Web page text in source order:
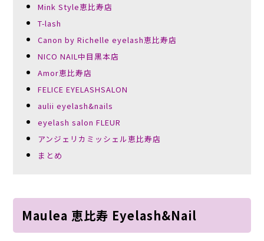
Mink Style恵比寿店
T-lash
Canon by Richelle eyelash恵比寿店
NICO NAIL中目黒本店
Amor恵比寿店
FELICE EYELASHSALON
aulii eyelash&nails
eyelash salon FLEUR
アンジェリカミッシェル恵比寿店
まとめ
Maulea 恵比寿 Eyelash&Nail